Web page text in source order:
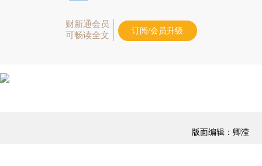
财新通会员
可畅读全文
订阅/会员升级
版面编辑：卿滢